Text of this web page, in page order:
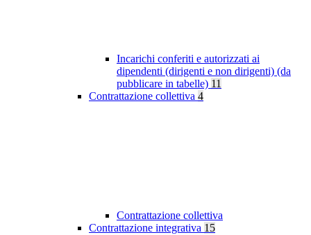
Incarichi conferiti e autorizzati ai
dipendenti (dirigenti e non dirigenti) (da
pubblicare in tabelle) 11
Contrattazione collettiva 4
Contrattazione collettiva
Contrattazione integrativa 15